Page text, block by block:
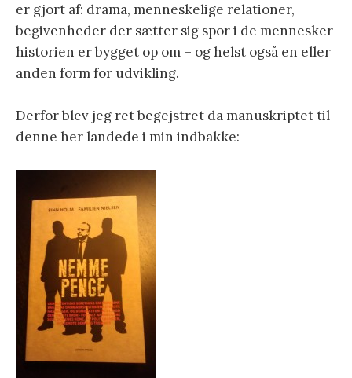
er gjort af: drama, menneskelige relationer,
begivenheder der sætter sig spor i de mennesker
historien er bygget op om – og helst også en eller
anden form for udvikling.
Derfor blev jeg ret begejstret da manuskriptet til
denne her landede i min indbakke: